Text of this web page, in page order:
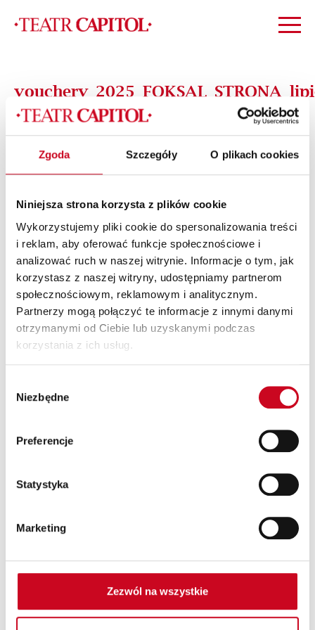
Zgoda Szczegóły O plikach cookies
Niniejsza strona korzysta z plików cookie
Wykorzystujemy pliki cookie do spersonalizowania treści
i reklam, aby oferować funkcje społecznościowe i
analizować ruch w naszej witrynie. Informacje o tym, jak
korzystasz z naszej witryny, udostępniamy partnerom
społecznościowym, reklamowym i analitycznym.
Partnerzy mogą połączyć te informacje z innymi danymi
otrzymanymi od Ciebie lub uzyskanymi podczas
korzystania z ich usług.
zgody
Niezbędne
Preferencje
Statystyka
Marketing
Zezwól na wszystkie
Partnerzy Teatru